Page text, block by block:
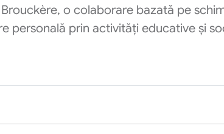
o colaborare bazată pe
personală prin activități educative și